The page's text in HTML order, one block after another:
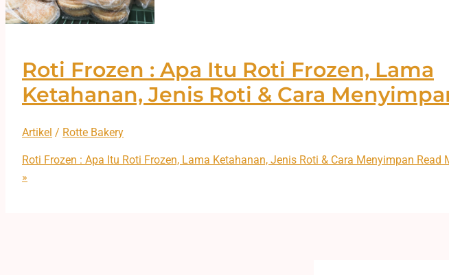
Roti Frozen : Apa Itu Roti Frozen, Lama
Ketahanan, Jenis Roti & Cara
Artikel / Rotte Bakery
Roti Frozen : Apa Itu Roti Frozen, Lama Ketahanan, Jenis Roti & Cara Menyimpan Read
»